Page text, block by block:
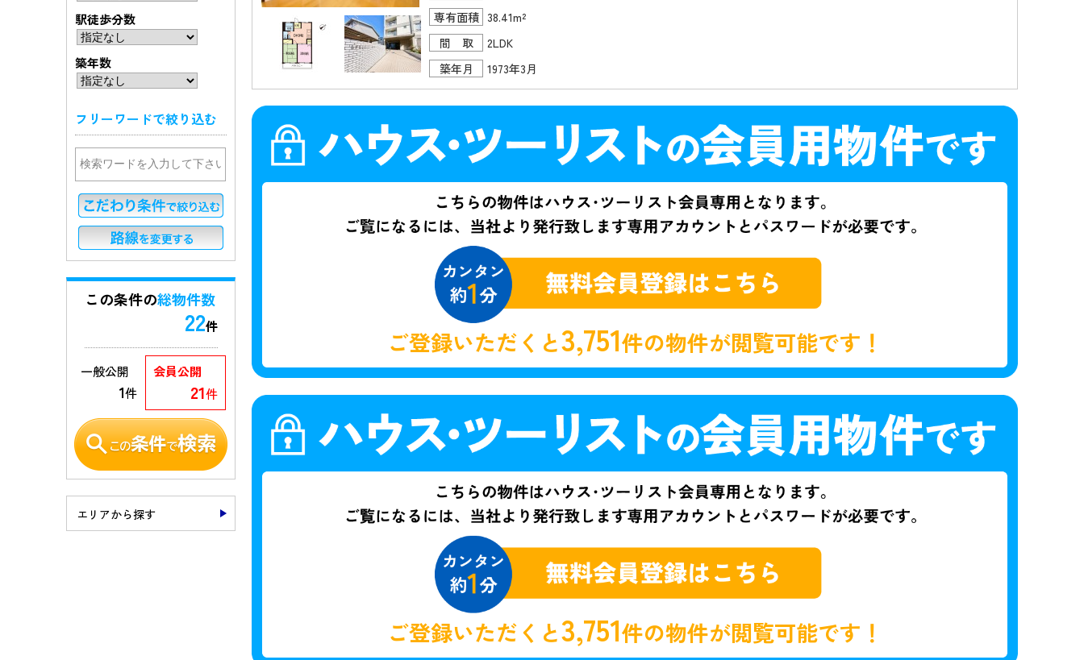
専有面積 38.41m²
間 取
2LDK
築年月
1973年3月
ご登録いただくと3,751件の物件が閲覧可能です！
ご登録いただくと3,751件の物件が閲覧可能です！
駅徒歩分数
築年数
フリーワードで絞り込む
この条件の総物件数
22件
会員公開
21件
一般公開
1件
エリアから探す